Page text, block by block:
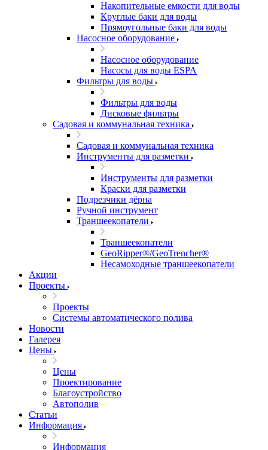
Накопительные емкости для воды
Круглые баки для воды
Прямоугольные баки для воды
Насосное оборудование
Насосное оборудование
Насосы для воды ESPA
Фильтры для воды
Фильтры для воды
Дисковые фильтры
Садовая и коммунальная техника
Садовая и коммунальная техника
Инструменты для разметки
Инструменты для разметки
Краски для разметки
Подрезчики дёрна
Ручной инструмент
Траншеекопатели
Траншеекопатели
GeoRipper®/GeoTrencher®
Несамоходные траншеекопатели
Акции
Проекты
Проекты
Системы автоматического полива
Новости
Галерея
Цены
Цены
Проектирование
Благоустройство
Автополив
Статьи
Информация
Информация